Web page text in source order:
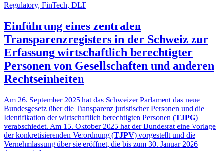
Regulatory, FinTech, DLT
Einführung eines zentralen
Transparenzregisters in der Schweiz zur
Erfassung wirtschaftlich berechtigter
Personen von Gesellschaften und anderen
Rechtseinheiten
Am 26. September 2025 hat das Schweizer Parlament das neue
Bundesgesetz über die Transparenz juristischer Personen und die
Identifikation der wirtschaftlich berechtigten Personen (TJPG)
verabschiedet. Am 15. Oktober 2025 hat der Bundesrat eine Vorlage
der konkretisierenden Verordnung (TJPV) vorgestellt und die
Vernehmlassung über sie eröffnet, die bis zum 30. Januar 2026